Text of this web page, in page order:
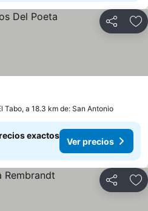
Compartir
Tabo, a 18.3 km de: San Antonio
exactos
Ver precios
Compartir